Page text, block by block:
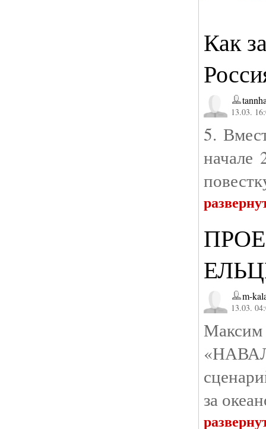
Как
13.03.
5.
начале
m-
13.03.
за